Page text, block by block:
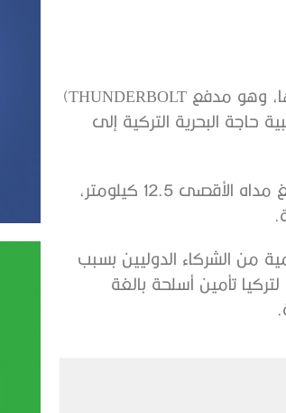
قدمت شركة SAVER Savunma التركية، أحدث أنظمة الأسلحة البحرية لديها، وهو مدفع THUNDERBOLT)
حاجة البحرية التركية إلى
وهذا المدفع قادر على إطلاق 300 طلقة في الدقيقة لكل ماسورة، ويبلغ مداه الأقصى 12.5 كيلومتر،
من الشركاء الدوليين بسبب
تأمين أسلحة بالغة